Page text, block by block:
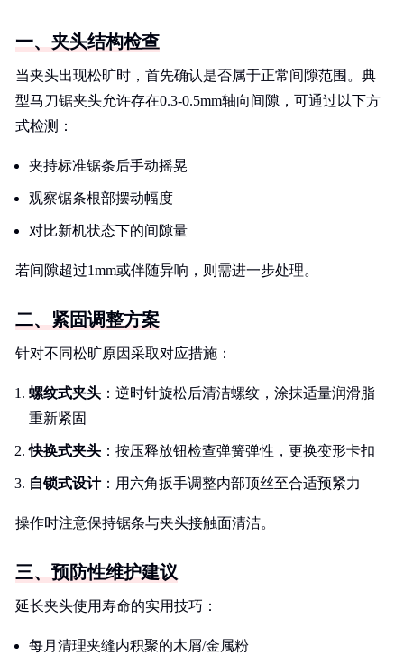
一、夹头结构检查
当夹头出现松旷时，首先确认是否属于正常间隙范围。典
型马刀锯夹头允许存在0.3-0.5mm轴向间隙，可通过以下方
式检测：
夹持标准锯条后手动摇晃
观察锯条根部摆动幅度
对比新机状态下的间隙量
若间隙超过1mm或伴随异响，则需进一步处理。
二、紧固调整方案
针对不同松旷原因采取对应措施：
螺纹式夹头 ：逆时针旋松后清洁螺纹，涂抹适量润滑脂
重新紧固
快换式夹头 ：按压释放钮检查弹簧弹性，更换变形卡扣
自锁式设计：用六角扳手调整内部顶丝至合适预紧力
操作时注意保持锯条与夹头接触面清洁。
三、预防性维护建议
延长夹头使用寿命的实用技巧：
每月清理夹缝内积聚的木屑/金属粉